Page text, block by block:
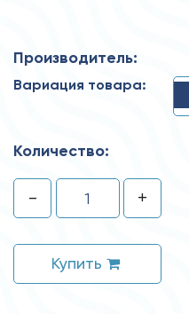
Производитель:
Вариация товара:
Количество:
- +
Купить